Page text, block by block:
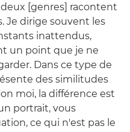
[genres] racontent
Je dirige souvent les
inattendus,
un point que je ne
Dans ce type de
des similitudes
moi, la différence est
portrait, vous
ce qui n'est pas le